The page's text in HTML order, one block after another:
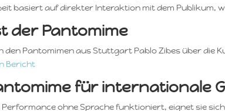
basiert auf direkter Interaktion mit dem Publikum,
der Pantomime
den Pantomimen aus Stuttgart Pablo Zibes über die
Bericht
für internationale
Performance ohne Sprache funktioniert, eignet sie